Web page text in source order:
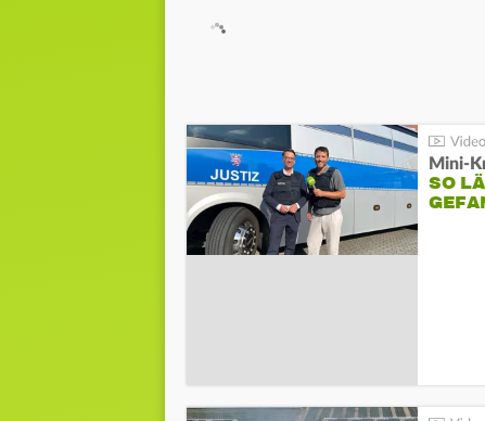
Mini-
SO